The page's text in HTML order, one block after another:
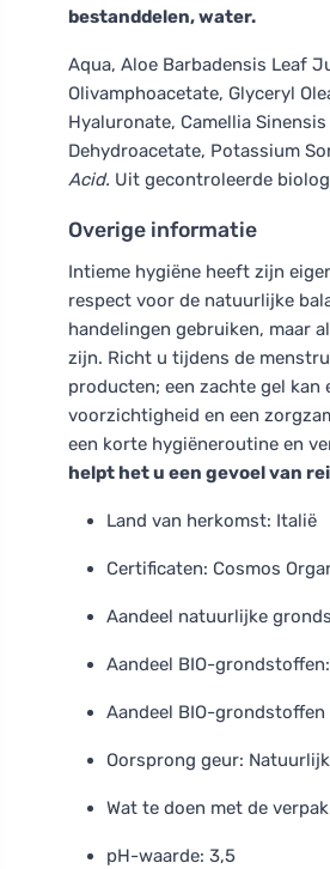
bestanddelen, water.
Aqua, Aloe Barbadensis Leaf
Olivamphoacetate, Glyceryl
Hyaluronate, Camellia
Dehydroacetate, Potassium
Acid. Uit gecontroleerde
Overige informatie
Intieme hygiëne heeft zijn
respect voor de natuurlijke
handelingen gebruiken, maar
zijn. Richt u tijdens de
producten; een zachte gel
voorzichtigheid en een
een korte hygiëneroutine en
helpt het u een gevoel van
Land van herkomst: Italië
Certificaten: Cosmos
Aandeel natuurlijke
Aandeel BIO-grondstoffen:
Aandeel BIO-
Oorsprong geur:
Wat te doen met de
pH-waarde: 3,5